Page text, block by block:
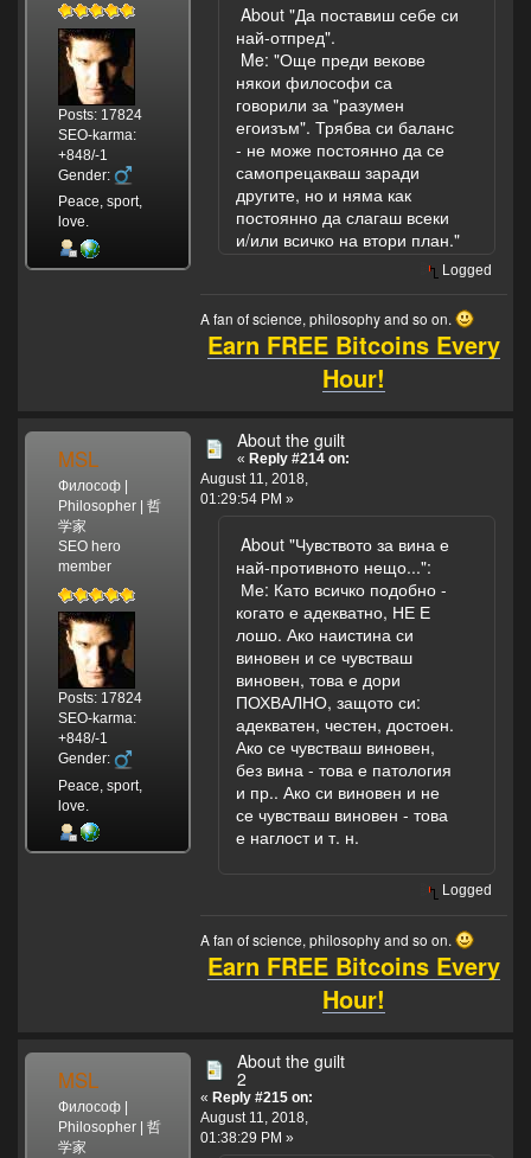
Posts: 17824
SEO-karma:
+848/-1
Gender:
Peace, sport,
love.
About "Да поставиш себе си
най-отпред".
Me: "Още преди векове
някои философи са
говорили за "разумен
егоизъм". Трябва си баланс
- не може постоянно да се
самопрецакваш заради
другите, но и няма как
постоянно да слагаш всеки
и/или всичко на втори план."
Logged
A fan of science, philosophy and so on.
Earn FREE Bitcoins Every
Hour!
MSL
Философ |
Philosopher | 哲
学家
SEO hero
member
Posts: 17824
SEO-karma:
+848/-1
Gender:
Peace, sport,
love.
About the guilt
« Reply #214 on:
August 11, 2018,
01:29:54 PM »
About "Чувството за вина е
най-противното нещо...":
Ме: Като всичко подобно -
когато е адекватно, НЕ Е
лошо. Ако наистина си
виновен и се чувстваш
виновен, това е дори
ПОХВАЛНО, защото си:
адекватен, честен, достоен.
Ако се чувстваш виновен,
без вина - това е патология
и пр.. Ако си виновен и не
се чувстваш виновен - това
е наглост и т. н.
Logged
A fan of science, philosophy and so on.
Earn FREE Bitcoins Every
Hour!
MSL
Философ |
Philosopher | 哲
学家
About the guilt
2
« Reply #215 on:
August 11, 2018,
01:38:29 PM »